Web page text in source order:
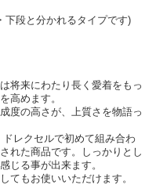
下段と分かれるタイプです)
将来にわたり長く愛着をもっ
高めます。
度の高さが、上質さを物語っ
レクセルで初めて組み合わ
れた商品です。しっかりとし
じる事が出来ます。
てもお使いいただけます。